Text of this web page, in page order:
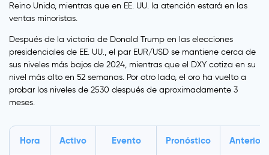
Reino Unido, mientras que en EE. UU. la atención estará en las
ventas minoristas.
Después de la victoria de Donald Trump en las elecciones
presidenciales de EE. UU., el par EUR/USD se mantiene cerca de
sus niveles más bajos de 2024, mientras que el DXY cotiza en su
nivel más alto en 52 semanas. Por otro lado, el oro ha vuelto a
probar los niveles de 2530 después de aproximadamente 3
meses.
Hora Activo Evento Pronóstico Anterior